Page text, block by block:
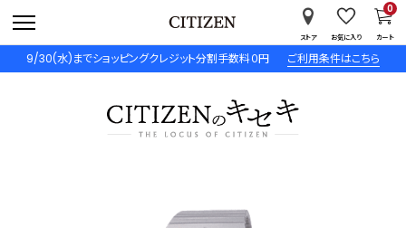
9/30(水)までショッピングクレジット分割手数料０円 ご利用条件はこちら
ストア お気に入り カート
0